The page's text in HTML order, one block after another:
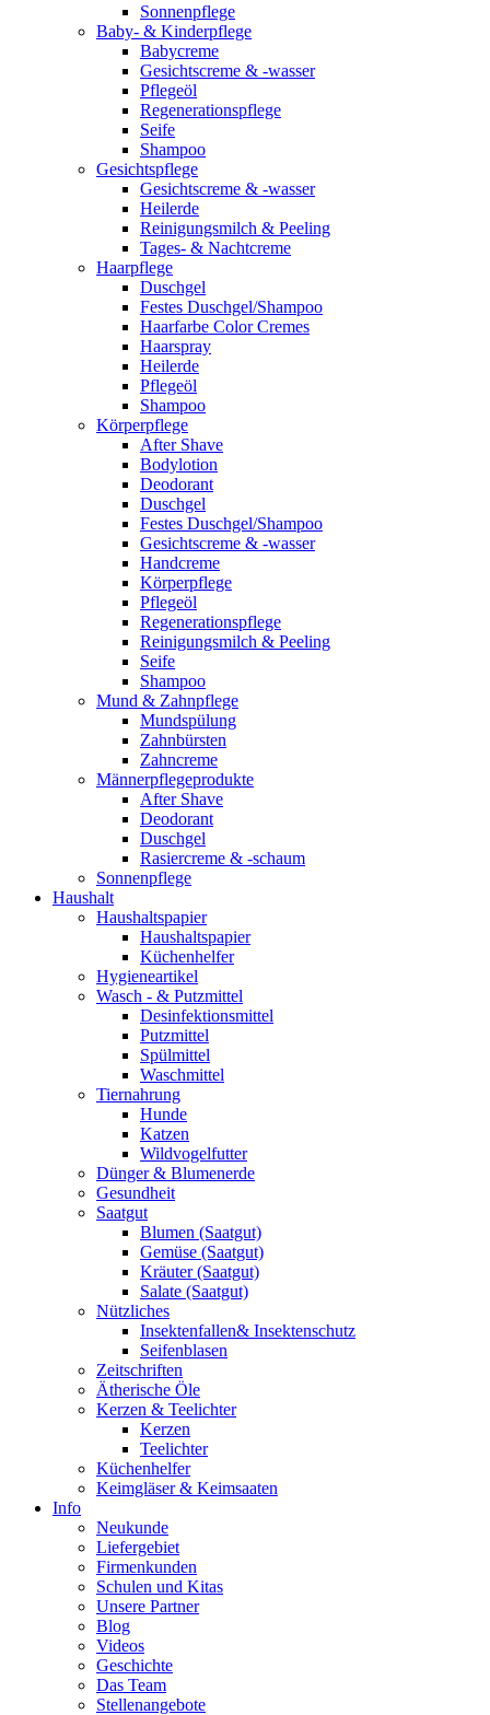
Sonnenpflege
Baby- & Kinderpflege
Babycreme
Gesichtscreme & -wasser
Pflegeöl
Regenerationspflege
Seife
Shampoo
Gesichtspflege
Gesichtscreme & -wasser
Heilerde
Reinigungsmilch & Peeling
Tages- & Nachtcreme
Haarpflege
Duschgel
Festes Duschgel/Shampoo
Haarfarbe Color Cremes
Haarspray
Heilerde
Pflegeöl
Shampoo
Körperpflege
After Shave
Bodylotion
Deodorant
Duschgel
Festes Duschgel/Shampoo
Gesichtscreme & -wasser
Handcreme
Körperpflege
Pflegeöl
Regenerationspflege
Reinigungsmilch & Peeling
Seife
Shampoo
Mund & Zahnpflege
Mundspülung
Zahnbürsten
Zahncreme
Männerpflegeprodukte
After Shave
Deodorant
Duschgel
Rasiercreme & -schaum
Sonnenpflege
Haushalt
Haushaltspapier
Haushaltspapier
Küchenhelfer
Hygieneartikel
Wasch - & Putzmittel
Desinfektionsmittel
Putzmittel
Spülmittel
Waschmittel
Tiernahrung
Hunde
Katzen
Wildvogelfutter
Dünger & Blumenerde
Gesundheit
Saatgut
Blumen (Saatgut)
Gemüse (Saatgut)
Kräuter (Saatgut)
Salate (Saatgut)
Nützliches
Insektenfallen& Insektenschutz
Seifenblasen
Zeitschriften
Ätherische Öle
Kerzen & Teelichter
Kerzen
Teelichter
Küchenhelfer
Keimgläser & Keimsaaten
Info
Neukunde
Liefergebiet
Firmenkunden
Schulen und Kitas
Unsere Partner
Blog
Videos
Geschichte
Das Team
Stellenangebote